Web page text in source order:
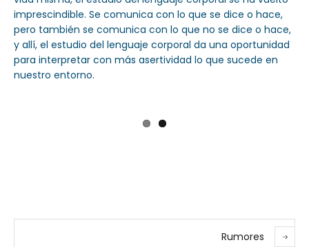
imprescindible. Se comunica con lo que se dice o hace,
pero también se comunica con lo que no se dice o hace,
y allí, el estudio del lenguaje corporal da una oportunidad
para interpretar con más asertividad lo que sucede en
nuestro entorno.
Rumores